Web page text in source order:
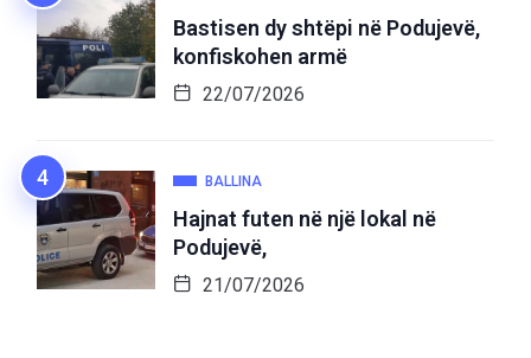
Bastisen dy shtëpi në Podujevë,
konfiskohen armë
22/07/2026
BALLINA
Hajnat futen në një lokal në
Podujevë,
21/07/2026